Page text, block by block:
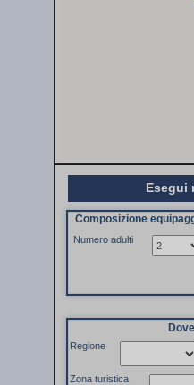
Esegui
Composizione
Numero adulti
Regione
Zona turistica